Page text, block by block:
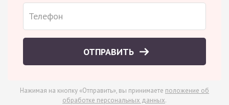
ОТПРАВИТЬ
Нажимая на кнопку «Отправить», вы принимаете положение об
обработке персональных данных.